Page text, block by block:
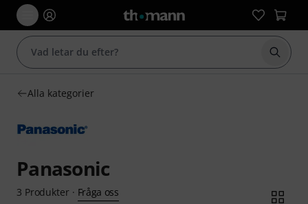
Börja
Alla kategorier
Panasonic
3 Produkter· Fråga oss